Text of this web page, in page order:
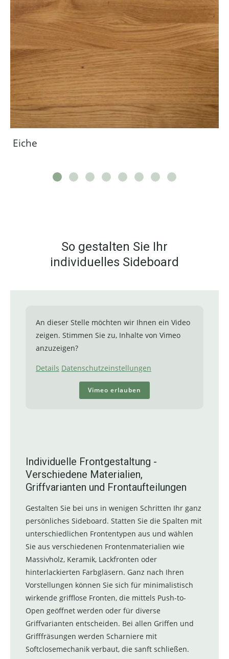
Eiche
So gestalten Sie Ihr
individuelles Sideboard
An dieser Stelle möchten wir Ihnen ein Video
zeigen. Stimmen Sie zu, Inhalte von Vimeo
anzuzeigen?
Details Datenschutzeinstellungen
Vimeo erlauben
Individuelle Frontgestaltung -
Verschiedene Materialien,
Griffvarianten und Frontaufteilungen
Gestalten Sie bei uns in wenigen Schritten Ihr ganz
persönliches Sideboard. Statten Sie die Spalten mit
unterschiedlichen Frontentypen aus und wählen
Sie aus verschiedenen Frontenmaterialien wie
Massivholz, Keramik, Lackfronten oder
hinterlackierten Farbgläsern. Ganz nach Ihren
Vorstellungen können Sie sich für minimalistisch
wirkende grifflose Fronten, die mittels Push-to-
Open geöffnet werden oder für diverse
Griffvarianten entscheiden. Bei allen Griffen und
Grifffräsungen werden Scharniere mit
Softclosemechanik verbaut, die sanft schließen.